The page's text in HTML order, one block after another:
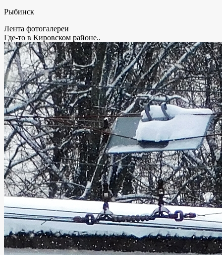
Рыбинск
Лента фотогалереи
Где-то в Кировском районе..